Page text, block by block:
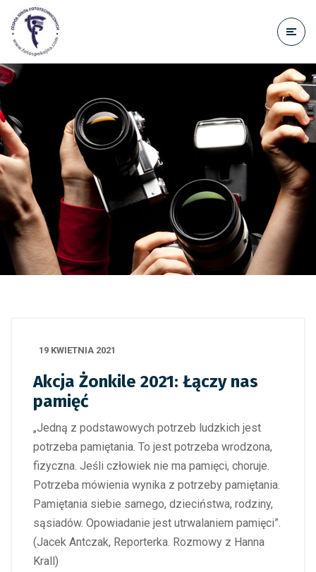
treści
19 KWIETNIA 2021
Akcja Żonkile 2021: Łączy nas
pamięć
„Jedną z podstawowych potrzeb ludzkich jest
potrzeba pamiętania. To jest potrzeba wrodzona,
fizyczna. Jeśli człowiek nie ma pamięci, choruje.
Potrzeba mówienia wynika z potrzeby pamiętania.
Pamiętania siebie samego, dzieciństwa, rodziny,
sąsiadów. Opowiadanie jest utrwalaniem pamięci”.
(Jacek Antczak, Reporterka. Rozmowy z Hanna
Krall)